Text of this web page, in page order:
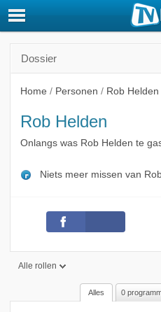
Dossier
Home / Personen / Rob Helden
Rob Helden
Onlangs was Rob Helden te
Niets meer missen van
Alle rollen
Alle rollen
Alles 0